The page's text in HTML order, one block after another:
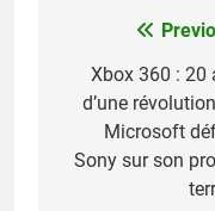
Navigation
de
l’article
Xbox 360 : 20
d’une
Microsoft
Sony sur son